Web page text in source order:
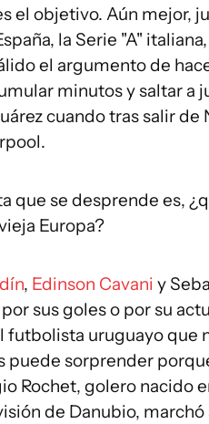
el objetivo. Aún mejor,
la Serie "A"
el argumento de
minutos y saltar a
cuando tras salir
que se desprende es,
Europa?
, Edinson Cavani y
sus goles o por su
futbolista uruguayo que
puede sorprender
Rochet, golero nacido
de Danubio,